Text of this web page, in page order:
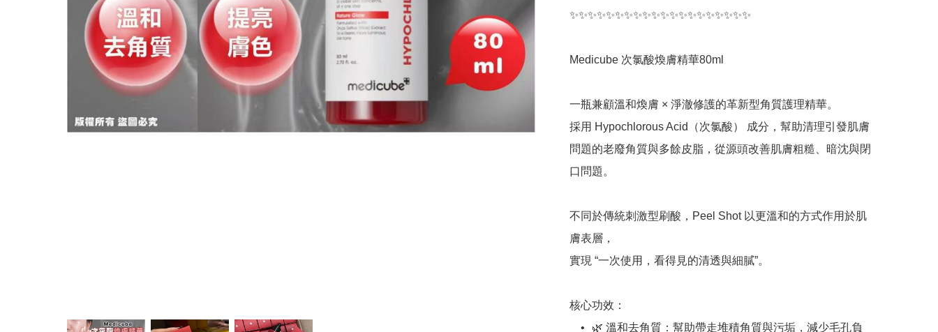
✨✨✨✨✨✨✨✨✨✨✨✨✨✨✨✨✨✨✨✨
Medicube 次氯酸煥膚精華80ml
一瓶兼顧溫和煥膚 × 淨澈修護的革新型角質護理精華。
採用 Hypochlorous Acid（次氯酸） 成分，幫助清理引發肌膚
問題的老廢角質與多餘皮脂，從源頭改善肌膚粗糙、暗沈與閉
口問題。
不同於傳統刺激型刷酸，Peel Shot 以更溫和的方式作用於肌
膚表層，
實現 “一次使用，看得見的清透與細膩”。
核心功效：